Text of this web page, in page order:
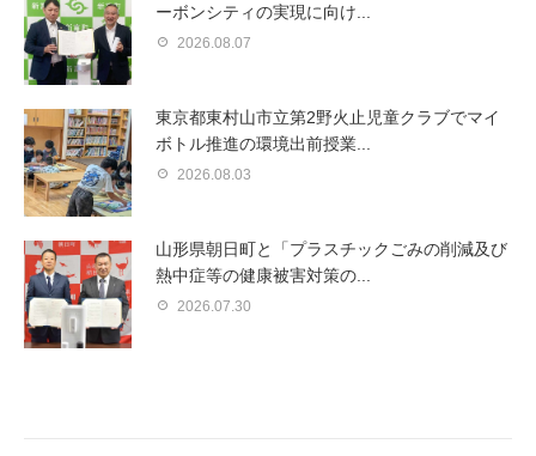
ーボンシティの実現に向け...
2026.08.07
東京都東村山市立第2野火止児童クラブでマイ
ボトル推進の環境出前授業...
2026.08.03
山形県朝日町と「プラスチックごみの削減及び
熱中症等の健康被害対策の...
2026.07.30